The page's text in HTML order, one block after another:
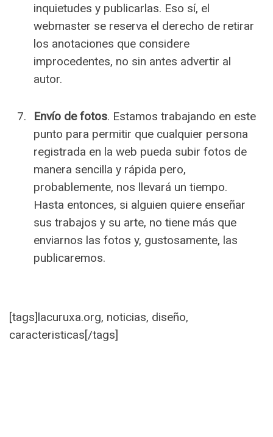
inquietudes y publicarlas. Eso sí, el
webmaster se reserva el derecho de retirar
los anotaciones que considere
improcedentes, no sin antes advertir al
autor.
Envío de fotos. Estamos trabajando en este
punto para permitir que cualquier persona
registrada en la web pueda subir fotos de
manera sencilla y rápida pero,
probablemente, nos llevará un tiempo.
Hasta entonces, si alguien quiere enseñar
sus trabajos y su arte, no tiene más que
enviarnos las fotos y, gustosamente, las
publicaremos.
[tags]lacuruxa.org, noticias, diseño,
caracteristicas[/tags]